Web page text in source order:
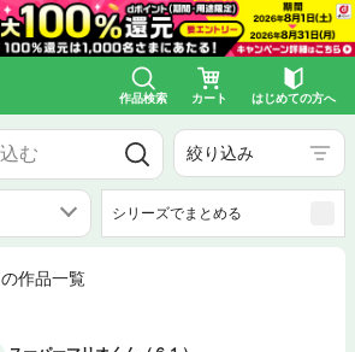
作品検索 カート はじめての方へ
絞り込み
シリーズでまとめる
の作品一覧